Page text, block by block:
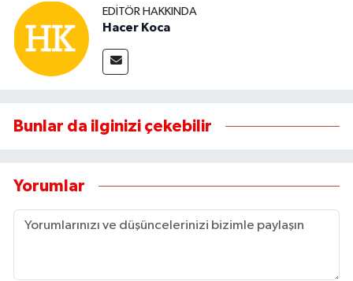
EDITÖR HAKKINDA
Hacer Koca
Bunlar da ilginizi çekebilir
Yorumlar